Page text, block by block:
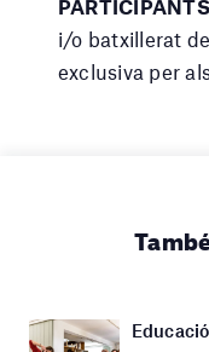
i/o batxillerat
exclusiva per
Educació